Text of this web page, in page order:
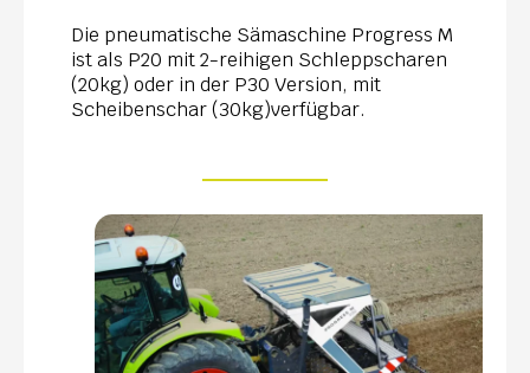
Die pneumatische Sämaschine Progress M
ist als P20 mit 2-reihigen Schleppscharen
(20kg) oder in der P30 Version, mit
Scheibenschar (30kg)verfügbar.